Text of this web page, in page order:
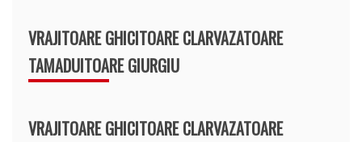
VRAJITOARE GHICITOARE CLARVAZATOARE
TAMADUITOARE GIURGIU
VRAJITOARE GHICITOARE CLARVAZATOARE